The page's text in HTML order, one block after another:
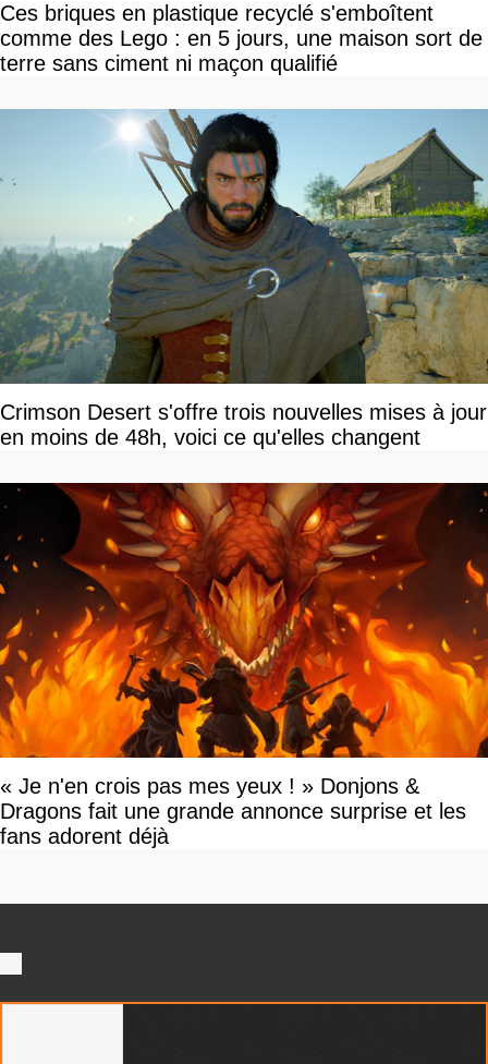
Ces briques en plastique recyclé s'emboîtent
comme des Lego : en 5 jours, une maison sort de
terre sans ciment ni maçon qualifié
Crimson Desert s'offre trois nouvelles mises à jour
en moins de 48h, voici ce qu'elles changent
« Je n'en crois pas mes yeux ! » Donjons &
Dragons fait une grande annonce surprise et les
fans adorent déjà